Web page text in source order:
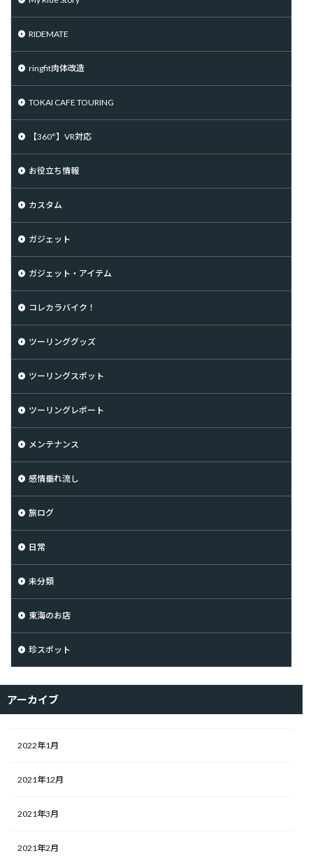
RIDEMATE
ringfit肉体改造
TOKAI CAFE TOURING
【360°】VR対応
お役立ち情報
カスタム
ガジェット
ガジェット・アイテム
コレカラバイク！
ツーリンググッズ
ツーリングスポット
ツーリングレポート
メンテナンス
感情垂れ流し
旅ログ
日常
未分類
東海のお店
珍スポット
アーカイブ
2022年1月
2021年12月
2021年3月
2021年2月